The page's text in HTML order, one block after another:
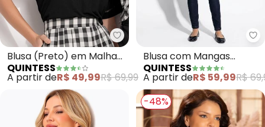
Quintess - Blusa (Preto) em
Blusa (Preto) em Malha
de Viscose
QUINTESS
A partir deR$ 49,99R$ 69,99
Blusa com Mangas
Curtas (Preta)
QUINTESS
A partir deR$ 59,99R$
-48%